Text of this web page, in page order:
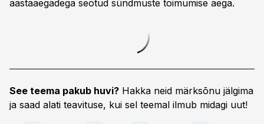
aastaaegadega seotud sündmuste toimu­mise aega.
See teema pakub huvi? Hakka neid märksõnu jälgima
ja saad alati teavituse, kui sel teemal ilmub midagi uut!